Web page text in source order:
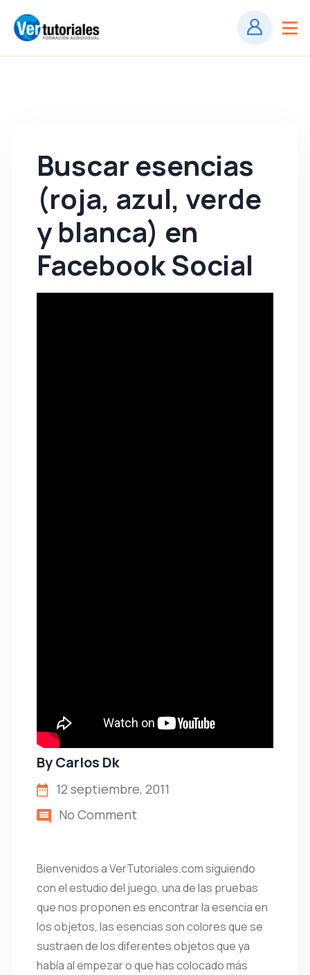
Buscar esencias
(roja, azul, verde
y blanca) en
Facebook Social
ByCarlos Dk
12 septiembre, 2011
No Comment
Bienvenidos a VerTutoriales.com siguiendo
con el estudio del juego, una de las pruebas
que nos proponen es encontrar la esencia en
los objetos, las esencias son colores que se
sustraen de los diferentes objetos que ya
había al empezar o que has colocado más